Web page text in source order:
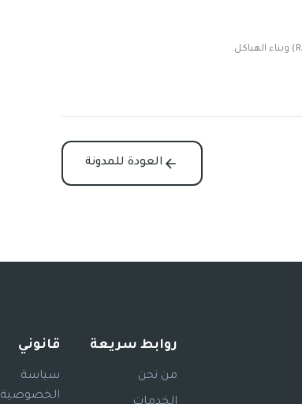
العودة للمدونة
روابط سريعة
من نحن
قانوني
سياسة
الخصوصية